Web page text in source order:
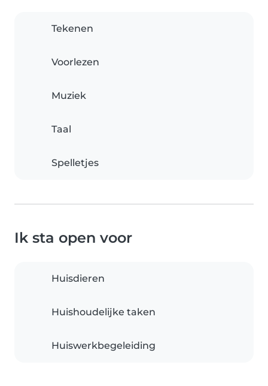
Tekenen
Voorlezen
Muziek
Taal
Spelletjes
Ik sta open voor
Huisdieren
Huishoudelijke taken
Huiswerkbegeleiding